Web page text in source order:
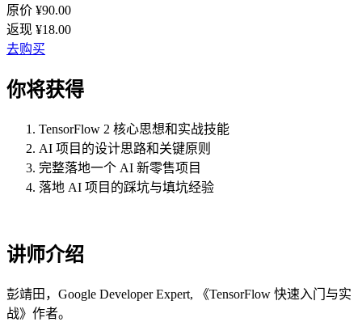
原价 ¥90.00
返现 ¥18.00
去购买
你将获得
TensorFlow 2 核心思想和实战技能
AI 项目的设计思路和关键原则
完整落地一个 AI 新零售项目
落地 AI 项目的踩坑与填坑经验
讲师介绍
彭靖田，Google Developer Expert, 《TensorFlow 快速入门与实
战》作者。